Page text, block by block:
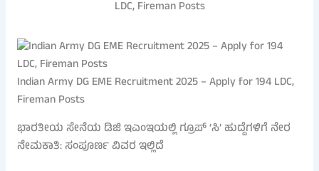
Indian Army DG EME Recruitment 2025 – Apply for 194 LDC,
Fireman Posts
ಭಾರತೀಯ ಸೇನೆಯ ಡಿಜಿ ಇಎಂಇಯಲ್ಲಿ ಗ್ರೂಪ್ ‘ಸಿ’ ಹುದ್ದೆಗಳಿಗೆ ನೇರ
ನೇಮಕಾತಿ: ಸಂಪೂರ್ಣ ವಿವರ ಇಲ್ಲಿದೆ